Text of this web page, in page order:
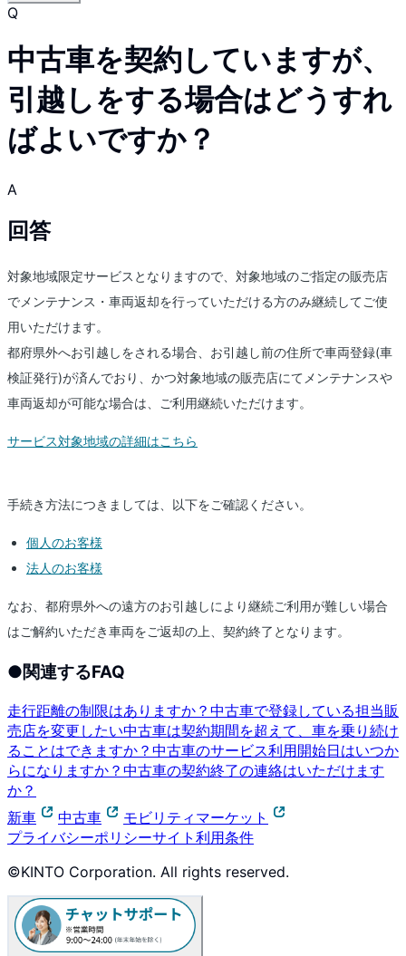
Q
中古車を契約していますが、
引越しをする場合はどうすれ
ばよいですか？
A
回答
対象地域限定サービスとなりますので、対象地域のご指定の販売店
でメンテナンス・車両返却を行っていただける方のみ継続してご使
用いただけます。
都府県外へお引越しをされる場合、お引越し前の住所で車両登録(車
検証発行)が済んでおり、かつ対象地域の販売店にてメンテナンスや
車両返却が可能な場合は、ご利用継続いただけます。
サービス対象地域の詳細はこちら
手続き方法につきましては、以下をご確認ください。
個人のお客様
法人のお客様
なお、都府県外への遠方のお引越しにより継続ご利用が難しい場合
はご解約いただき車両をご返却の上、契約終了となります。
●関連するFAQ
走行距離の制限はありますか？ 中古車で登録している担当販
売店を変更したい中古車は契約期間を超えて、車を乗り続け
ることはできますか？ 中古車のサービス利用開始日はいつか
らになりますか？ 中古車の契約終了の連絡はいただけます
か？
新車
中古車
モビリティマーケット
プライバシーポリシーサイト利用条件
©KINTO Corporation. All rights reserved.